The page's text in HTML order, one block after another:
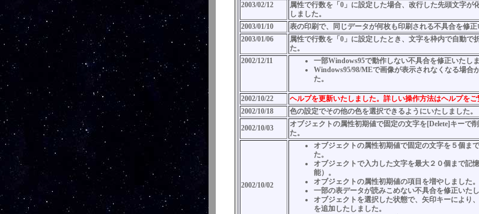
2003/02/12
属性で行数を「0」に設定した場合、改行した先頭文字が
しました。
2003/01/10
表の印刷で、同じデータが何枚も印刷される不具合を修正
2003/01/06
属性で行数を「0」に設定したとき、文字を枠内で自動で
た。
2002/12/11
一部Windows95で動作しない不具合を修正いたしま
Windows95/98/MEで画像が表示されなくなる場合
た。
2002/10/22
ヘルプを更新いたしました。詳しい操作方法はヘルプをご
2002/10/18
色の設定でその他の色を選択できるようにいたしました。
2002/10/03
オブジェクトの属性初期値で固定の文字を[Delete]キーで
た。
2002/10/02
オブジェクトの属性初期値で固定の文字を５個ま
た。
オブジェクトで入力した文字を最大２０個まで記
能）。
オブジェクトの属性初期値の項目を増やしました。
一部の表データが読みこめない不具合を修正いたし
オブジェクトを選択した状態で、矢印キーにより
を追加したしました。